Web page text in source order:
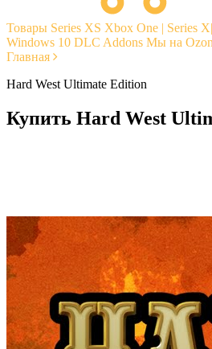
Товары Series XS Xbox One | Series
Windows 10 DLC Addons Мы на Ozon
Главная
Hard West Ultimate Edition
Купить Hard West